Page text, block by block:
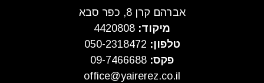
אברהם קרן 8, כפר סבא
מיקוד:
טלפון:
פקס: 09-7466688
office@yairerez.co.il